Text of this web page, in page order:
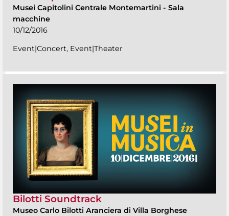
Musei Capitolini Centrale Montemartini - Sala
macchine
10/12/2016
Event|Concert, Event|Theater
Bilotti Soundtrack
Museo Carlo Bilotti Aranciera di Villa Borghese